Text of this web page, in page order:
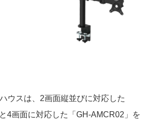
ウスは、2画面縦並びに対応した
4画面に対応した「GH-AMCR02」を